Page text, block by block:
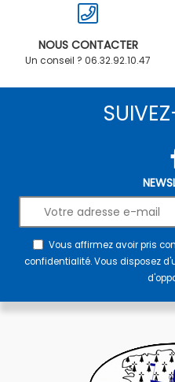
NOUS CONTACTER
Un conseil ? 06.32.92.10.47
Vous affirmez avoir pris
confidentialité. Vous disposez